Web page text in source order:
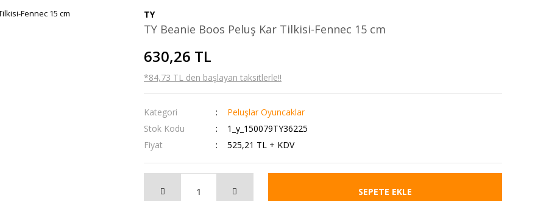
TY
TY Beanie Boos Peluş Kar Tilkisi-Fennec 15 cm
630,26 TL
*84,73 TL den başlayan taksitlerle!!
Kategori
Peluşlar Oyuncaklar
Stok Kodu
1_y_150079TY36225
Fiyat
525,21 TL + KDV
SEPETE EKLE